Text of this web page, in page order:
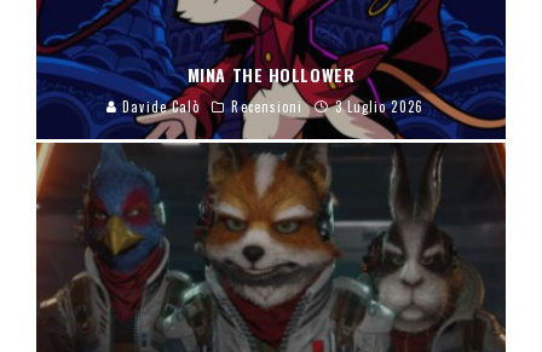
MINA THE HOLLOWER
Davide Calò Recensioni 3 Luglio 2026